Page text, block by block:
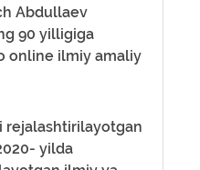
Аbdullaev
90 yilligiga
online ilmiy amaliy
rejalashtirilayotgan
yilda